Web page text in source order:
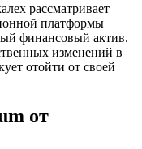
рассматривает
платформы
финансовый актив.
изменений в
отойти от своей
от